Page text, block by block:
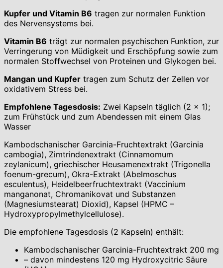
Kupfer und Vitamin B6 tragen zur normalen Funktion
des Nervensystems bei.
Vitamin B6 trägt zur normalen psychischen Funktion, zur
Verringerung von Müdigkeit und Erschöpfung sowie zum
normalen Stoffwechsel von Proteinen und Glykogen bei.
Mangan und Kupfer tragen zum Schutz der Zellen vor
oxidativem Stress bei.
Empfohlene Tagesdosis: Zwei Kapseln täglich (2 × 1);
zum Frühstück und zum Abendessen mit einem Glas
Wasser
Kambodschanischer Garcinia-Fruchtextrakt (Garcinia
cambogia), Zimtrindenextrakt (Cinnamomum
zeylanicum), griechischer Heusamenextrakt (Trigonella
foenum-grecum), Okra-Extrakt (Abelmoschus
esculentus), Heidelbeerfruchtextrakt (Vaccinium
manganonat, Chromanikovat und Substanzen
(Magnesiumstearat) Dioxid), Kapsel (HPMC –
Hydroxypropylmethylcellulose).
Die empfohlene Tagesdosis (2 Kapseln) enthält:
Kambodschanischer Garcinia-Fruchtextrakt 200 mg
– davon mindestens 120 mg Hydroxycitric Säure